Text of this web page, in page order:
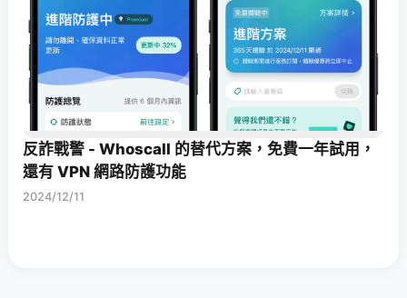
反詐戰警 - Whoscall 的替代方案，免費一年試用，
還有 VPN 網路防護功能
2024/12/11